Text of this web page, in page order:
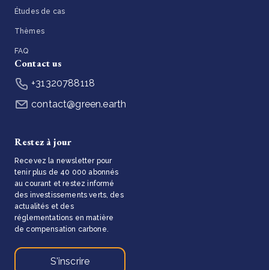
Études de cas
Thèmes
FAQ
Contact us
+31320788118
contact@green.earth
Restez à jour
Recevez la newsletter pour
tenir plus de 40 000 abonnés
au courant et restez informé
des investissements verts, des
actualités et des
réglementations en matière
de compensation carbone.
S'inscrire